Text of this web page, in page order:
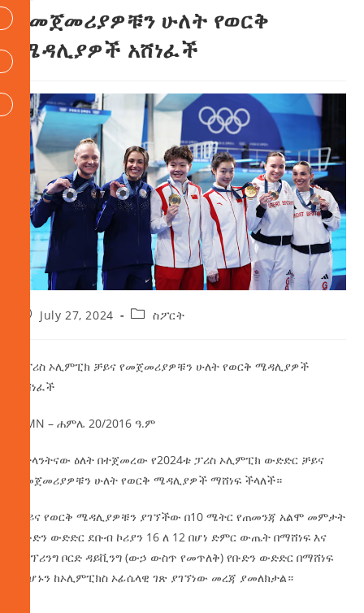
የመጀመሪያዎቹን ሁለት የወርቅ
ሜዳሊያዎች አሸነፈች
July 27, 2024 ስፖርት
በፓሪስ ኦሊምፒክ ቻይና የመጀመሪያዎቹን ሁለት የወርቅ ሜዳሊያዎች
አሸነፈች
AMN – ሐምሌ 20/2016 ዓ.ም
በትላንትናው ዕለት በተጀመረው የ2024ቱ ፓሪስ ኦሊምፒክ ውድድር ቻይና
የመጀመሪያዎቹን ሁለት የወርቅ ሜዳሊያዎች ማሸነፍ ችላለች።
ቻይናየወርቅ ሜዳሊያዎቹን ያገኘችው በ10 ሜትር የጠመንጃ አልሞ መምታት
የቡድን ውድድር ደቡብ ኮሪያን 16 ለ 12 በሆነ ድምር ውጤት በማሸነፍ እና
በስፕሪንግ ቦርድ ዳይቪንግ (ውኃ ውስጥ የመጥለቅ) የቡድን ውድድር በማሸነፍ
መሆኑን ከኦሊምፒክስ ኦፊሴላዊ ገጽ ያገኘነው መረጃ ያመለክታል።